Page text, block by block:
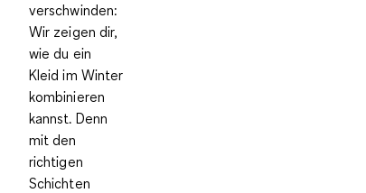
verschwinden:
Wir zeigen dir,
wie du ein
Kleid im Winter
kombinieren
kannst. Denn
mit den
richtigen
Schichten